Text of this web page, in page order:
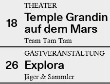
18
THEATER
Temple
auf dem Mars
Team Tam Tam
26
GASTVERANSTALTUNG
Explora
Jäger & Sammler